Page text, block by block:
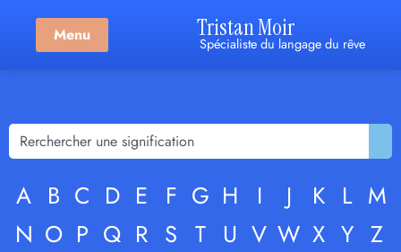
Menu Tristan Moir
Spécialiste du langage du rêve
A B C D E F G H I J K L M
N O P Q R S T U V W X Y Z